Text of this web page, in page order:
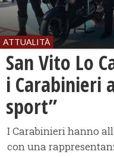
ATTUALITÀ
San Vito Lo
i Carabinieri
sport”
I Carabinieri hanno
con una